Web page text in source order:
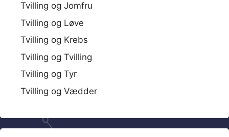
Tvilling og Jomfru
Tvilling og Løve
Tvilling og Krebs
Tvilling og Tvilling
Tvilling og Tyr
Tvilling og Vædder